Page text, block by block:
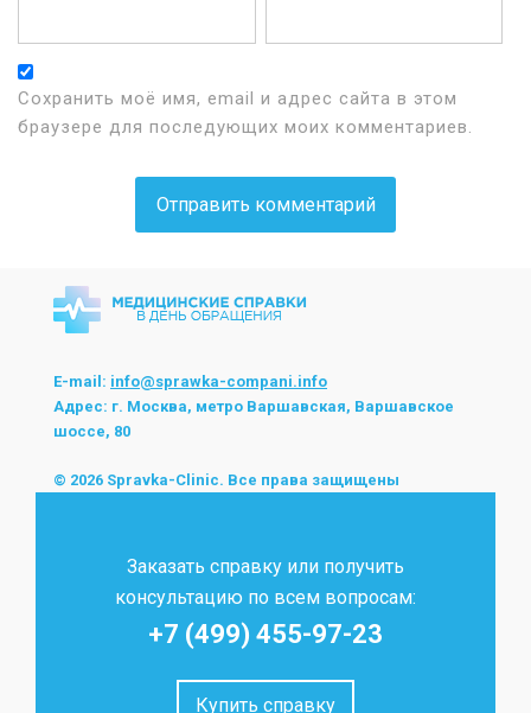
Сохранить моё имя, email и адрес сайта в этом
браузере для последующих моих комментариев.
E-mail: info@sprawka-compani.info
Адрес: г. Москва, метро Варшавская, Варшавское
шоссе, 80
© 2026 Spravka-Clinic. Все права защищены
Заказать справку или получить
консультацию по всем вопросам:
+7 (499) 455-97-23
Купить справку